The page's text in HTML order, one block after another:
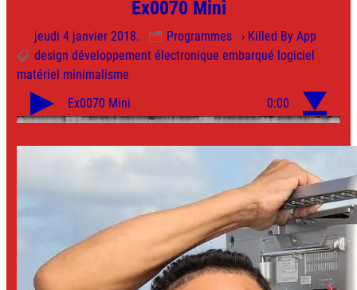
Ex0070 Mini
jeudi 4 janvier 2018. Programmes
› Killed By App
design développement électronique embarqué logiciel
matériel minimalisme